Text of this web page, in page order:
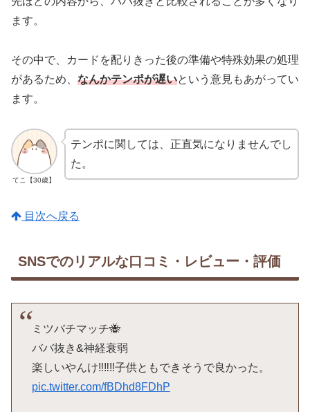
ます。
その中で、カードを配りきった後の準備や特殊効果の処理
があるため、 なんかテンポが遅いという意見もあがってい
ます。
てこ【30歳】
テンポに関しては、正直気になりませんでし
た。
目次へ戻る
SNSでのリアルな口コミ・レビュー・評価
ミツバチマッチ🐝
ババ抜き&神経衰弱
楽しいやんけ‼️‼️‼️子供ともできそうで良かった。
pic.twitter.com/fBDhd8FDhP